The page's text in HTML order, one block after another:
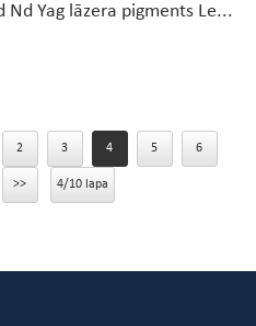
Yag lāzera pigments Le...
2 3 4 5 6
>> 4/10 lapa